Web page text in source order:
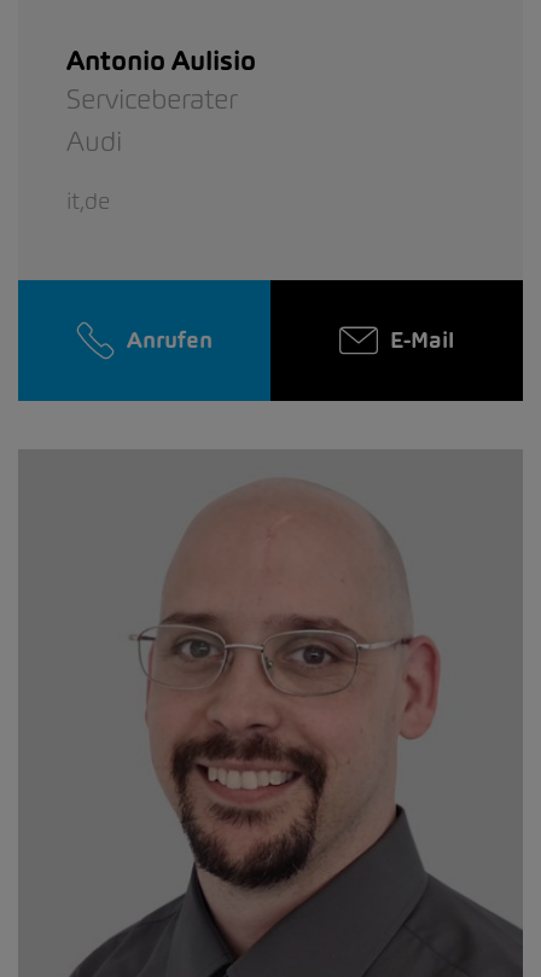
Antonio Aulisio
Serviceberater
Audi
it,de
Anrufen E-Mail